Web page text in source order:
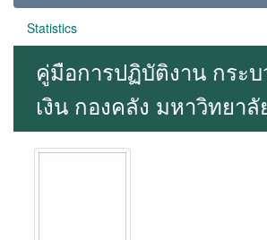
Statistics
คู่มือการปฏิบัติงาน กระบ
เงิน กองคลัง มหาวิทยา